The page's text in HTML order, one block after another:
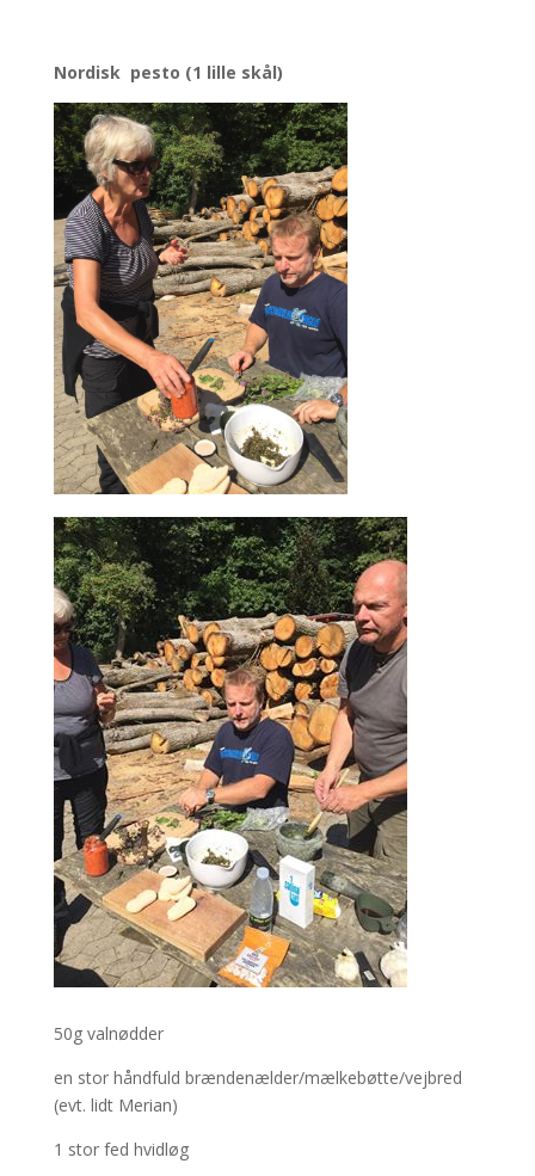
Nordisk pesto (1 lille skål)
50g valnødder
en stor håndfuld brændenælder/mælkebøtte/vejbred
(evt. lidt Merian)
1 stor fed hvidløg